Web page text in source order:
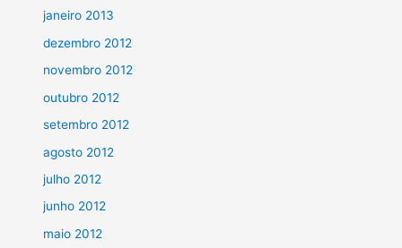
janeiro 2013
dezembro 2012
novembro 2012
outubro 2012
setembro 2012
agosto 2012
julho 2012
junho 2012
maio 2012